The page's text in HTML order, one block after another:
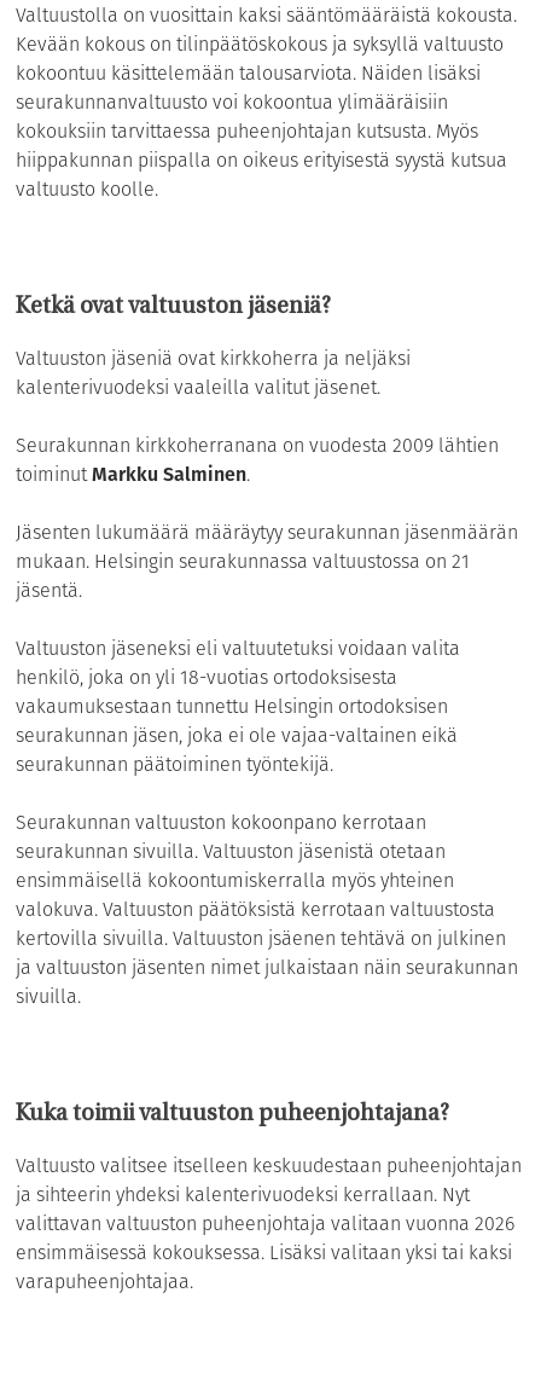
Valtuustolla on vuosittain kaksi sääntömääräistä kokousta.
Kevään kokous on tilinpäätöskokous ja syksyllä valtuusto
kokoontuu käsittelemään talousarviota. Näiden lisäksi
seurakunnanvaltuusto voi kokoontua ylimääräisiin
kokouksiin tarvittaessa puheenjohtajan kutsusta. Myös
hiippakunnan piispalla on oikeus erityisestä syystä kutsua
valtuusto koolle.
Ketkä ovat valtuuston jäseniä?
Valtuuston jäseniä ovat kirkkoherra ja neljäksi
kalenterivuodeksi vaaleilla valitut jäsenet.
Seurakunnan kirkkoherranana on vuodesta 2009 lähtien
toiminutMarkku Salminen.
Jäsenten lukumäärä määräytyy seurakunnan jäsenmäärän
mukaan. Helsingin seurakunnassa valtuustossa on 21
jäsentä.
Valtuuston jäseneksi eli valtuutetuksi voidaan valita
henkilö, joka on yli 18-vuotias ortodoksisesta
vakaumuksestaan tunnettu Helsingin ortodoksisen
seurakunnan jäsen, joka ei ole vajaa-valtainen eikä
seurakunnan päätoiminen työntekijä.
Seurakunnan valtuuston kokoonpano kerrotaan
seurakunnan sivuilla. Valtuuston jäsenistä otetaan
ensimmäisellä kokoontumiskerralla myös yhteinen
valokuva. Valtuuston päätöksistä kerrotaan valtuustosta
kertovilla sivuilla. Valtuuston jsäenen tehtävä on julkinen
ja valtuuston jäsenten nimet julkaistaan näin seurakunnan
sivuilla.
Kuka toimii valtuuston puheenjohtajana?
Valtuusto valitsee itselleen keskuudestaan puheenjohtajan
ja sihteerin yhdeksi kalenterivuodeksi kerrallaan. Nyt
valittavan valtuuston puheenjohtaja valitaan vuonna 2026
ensimmäisessä kokouksessa. Lisäksi valitaan yksi tai kaksi
varapuheenjohtajaa.